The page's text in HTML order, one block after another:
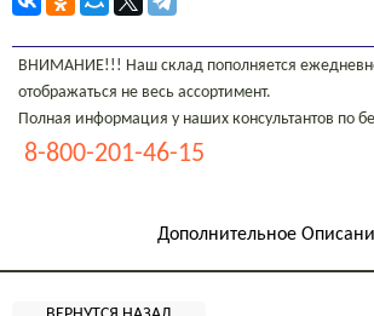
ВНИМАНИЕ!!! Наш склад пополняется
отображаться не весь ассортимент.
Полная информация у наших консультантов по
8-800-201-46-15
Дополнительное